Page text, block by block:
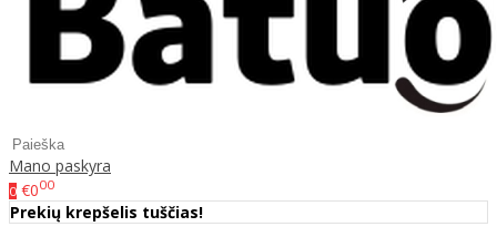
Mano paskyra
0 €000
Prekių krepšelis tuščias!